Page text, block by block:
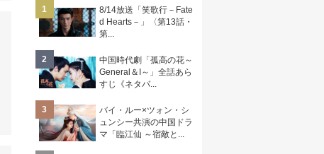
1
8/14放送「笑歌行－Fate
d Hearts－」〈第13話・
第...
2
中国時代劇「孤高の花～
General＆I～」全話あら
すじ《ネタバ...
3
バイ・ルー×ツォン・シ
ュンシー共演の中国ドラ
マ「臨江仙 ～宿敵と...